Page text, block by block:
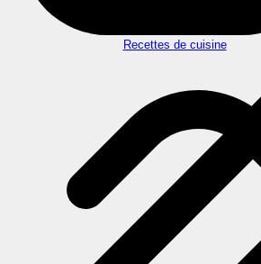
Recettes de cuisine